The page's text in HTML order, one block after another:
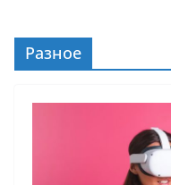
Разное